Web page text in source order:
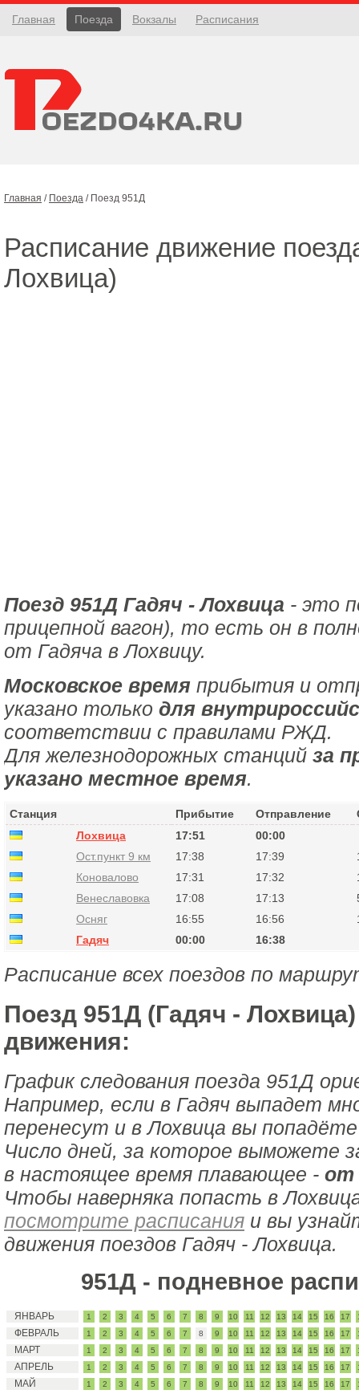
Главная Поезда Вокзалы Расписания
Главная / Поезда / Поезд 951Д
Расписание движение
Лохвица)
Поезд 951Д Гадяч - Лохвица - это
прицепной вагон), то есть он в
от Гадяча в Лохвицу.
Московское время прибытия и
указано только для
соответствии с правилами РЖД.
Для железнодорожных станций за
указано местное время.
Станция Прибытие Отправление
Лохвица
17:51
00:00
Ост.пункт 9 км
17:38 17:39
Коновалово
17:31 17:32
Венеславовка
17:08 17:13
Осняг
16:55 16:56
Гадяч
00:00 16:38
Расписание всех поездов по
Поезд 951Д (Гадяч -
движения:
График следования поезда 951Д
Например, если в Гадяч выпадет
перенесут и в Лохвица вы
Число дней, за которое выможете
в настоящее время плавающее - от
Чтобы наверняка попасть в
посмотрите расписания и вы
движения поездов Гадяч - Лохвица.
951Д - подневное
ЯНВАРЬ 1 2 3 4 5 6 7 8 9 10 11 12 13 14 15 16 17
ФЕВРАЛЬ 1 2 3 4 5 6 7 8 9 10 11 12 13 14 15 16 17
МАРТ 1 2 3 4 5 6 7 8 9 10 11 12 13 14 15 16 17
АПРЕЛЬ 1 2 3 4 5 6 7 8 9 10 11 12 13 14 15 16 17
МАЙ 1 2 3 4 5 6 7 8 9 10 11 12 13 14 15 16 17